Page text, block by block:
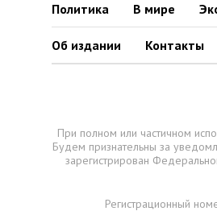
Политика В мире
Об издании Контакты
При полном или частичном
Будем признательны за
зарегистрирован
Регистрационный